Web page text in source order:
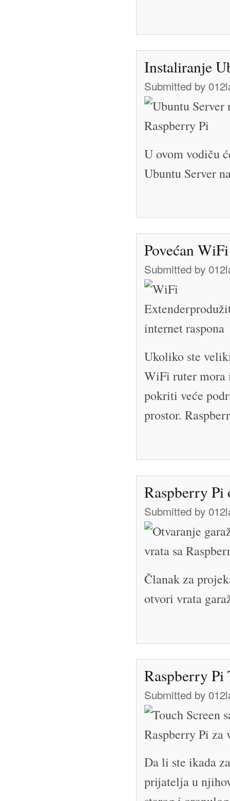
Instaliranje
Submitted by
U ovom vodiču
Ubuntu Server
Povećan
Submitted by
Ukoliko ste
WiFi ruter mora
pokriti veće
prostor.
Raspberry Pi
Submitted by
Članak za
otvori vrata
Raspberry Pi
Submitted by
Da li ste ikada
prijatelja u